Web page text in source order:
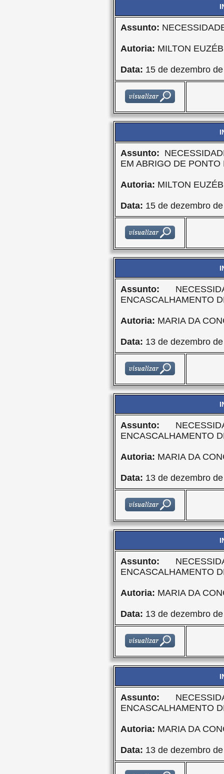
Assunto:
Autoria: MILTON
Data: 15 de dezembro
Assunto:
EM ABRIGO DE PONTO
Autoria: MILTON
Data: 15 de dezembro
Assunto:
ENCASCALHAMENTO
Autoria: MARIA DA
Data: 13 de dezembro
Assunto:
ENCASCALHAMENTO
Autoria: MARIA DA
Data: 13 de dezembro
Assunto:
ENCASCALHAMENTO
Autoria: MARIA DA
Data: 13 de dezembro
Assunto:
ENCASCALHAMENTO
Autoria: MARIA DA
Data: 13 de dezembro